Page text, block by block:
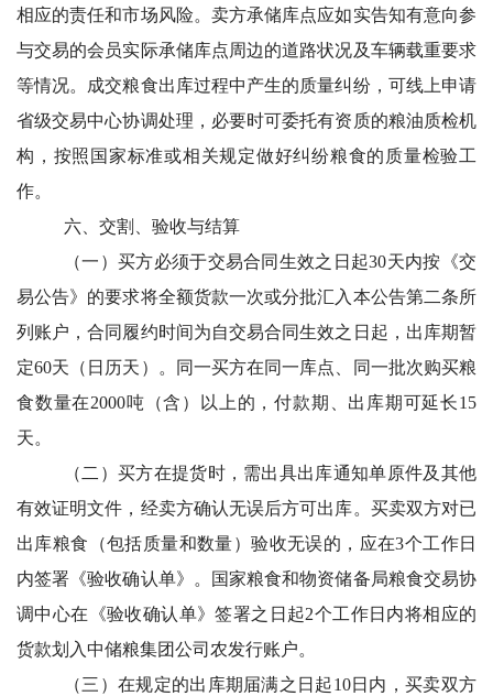
相应的责任和市场风险。卖方承储库点应如实告知有意向参
与交易的会员实际承储库点周边的道路状况及车辆载重要求
等情况。成交粮食出库过程中产生的质量纠纷，可线上申请
省级交易中心协调处理，必要时可委托有资质的粮油质检机
构，按照国家标准或相关规定做好纠纷粮食的质量检验工
作。
六、交割、验收与结算
（一）买方必须于交易合同生效之日起30天内按《交
易公告》的要求将全额货款一次或分批汇入本公告第二条所
列账户，合同履约时间为自交易合同生效之日起，出库期暂
定60天（日历天）。同一买方在同一库点、同一批次购买粮
食数量在2000吨（含）以上的，付款期、出库期可延长15
天。
（二）买方在提货时，需出具出库通知单原件及其他
有效证明文件，经卖方确认无误后方可出库。买卖双方对已
出库粮食（包括质量和数量）验收无误的，应在3个工作日
内签署《验收确认单》。国家粮食和物资储备局粮食交易协
调中心在《验收确认单》签署之日起2个工作日内将相应的
货款划入中储粮集团公司农发行账户。
（三）在规定的出库期届满之日起10日内，买卖双方